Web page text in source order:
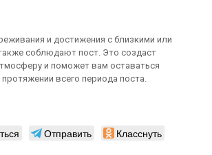
и достижения с близкими или
соблюдают пост. Это создаст
и поможет вам оставаться
всего периода поста.
Отправить Класснуть